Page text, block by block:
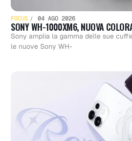
FOCUS 04 AGO 2026
SONY WH-1000XM6, NUOVA
Sony amplia la gamma delle sue
le nuove Sony WH-